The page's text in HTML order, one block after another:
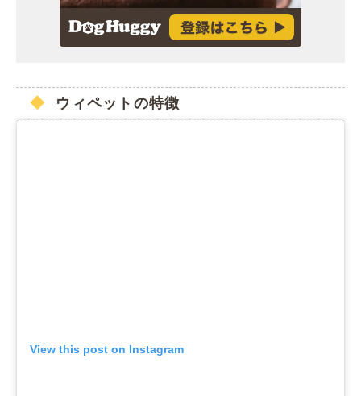
ウィペットの特徴
View this post on Instagram